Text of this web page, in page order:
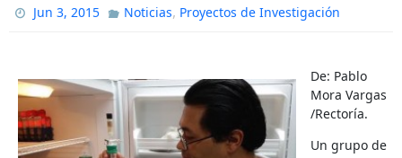
Jun 3, 2015 Noticias, Proyectos de Investigación
De: Pablo
Mora Vargas
/Rectoría.
Un grupo de